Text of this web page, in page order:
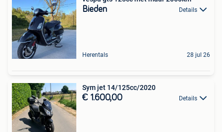
Bieden Details
Herentals 28 jul 26
Sym jet 14/125cc/2020
€ 1.600,00 Details